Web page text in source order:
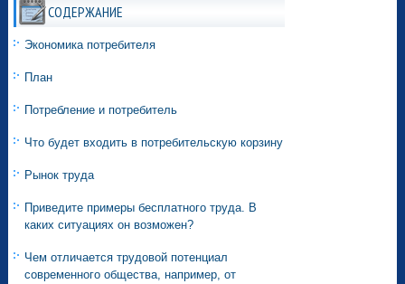
СОДЕРЖАНИЕ
Экономика потребителя
План
Потребление и потребитель
Что будет входить в потребительскую корзину
Рынок труда
Приведите примеры бесплатного труда. В
каких ситуациях он возможен?
Чем отличается трудовой потенциал
современного общества, например, от